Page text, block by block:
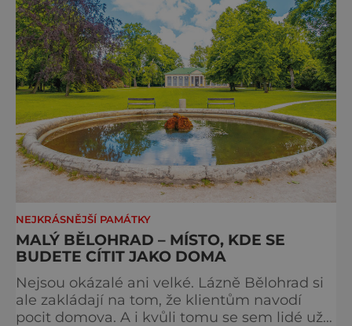
NEJKRÁSNĚJŠÍ PAMÁTKY
MALÝ BĚLOHRAD – MÍSTO, KDE SE
BUDETE CÍTIT JAKO DOMA
Nejsou okázalé ani velké. Lázně Bělohrad si
ale zakládají na tom, že klientům navodí
pocit domova. A i kvůli tomu se sem lidé už